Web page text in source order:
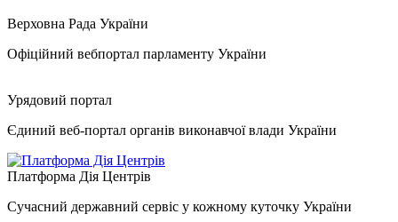
Верховна Рада України
Офіційний вебпортал парламенту України
Урядовий портал
Єдиний веб-портал органів виконавчої влади України
Платформа Дія Центрів
Сучасний державний сервіс у кожному куточку України